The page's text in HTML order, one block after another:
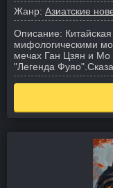
Жанр: Азиатские
Описание:
мифологическими
мечах Ган Цзян и Мо
"Легенда Фуяо".